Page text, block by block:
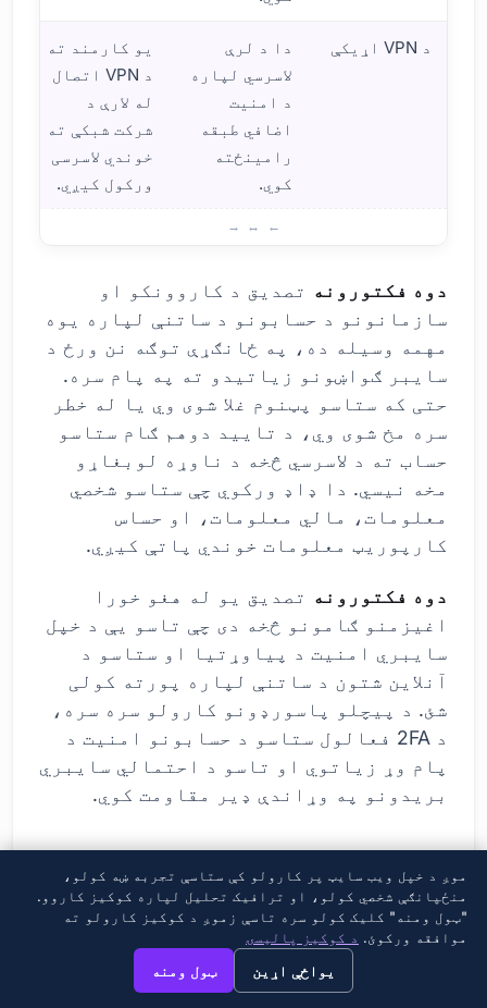
View this page in English?
د VPN اړیکې
دا د لرې
لاسرسي لپاره
د امنیت
اضافي طبقه
رامینځته
کوي.
یو کارمند ته
د VPN اتصال
له لارې د
شرکت شبکې ته
خوندي لاسرسی
ورکول کیږي.
دوه فکتورونه تصدیق د کاروونکو او
سازمانونو د حسابونو د ساتنې لپاره یوه
مهمه وسیله ده، په ځانګړې توګه نن ورځ د
سایبر ګواښونو زیاتیدو ته په پام سره.
حتی که ستاسو پټنوم غلا شوی وي یا له خطر
سره مخ شوی وي، د تایید دوهم ګام ستاسو
حساب ته د لاسرسي څخه د ناوړه لوبغاړو
مخه نیسي. دا ډاډ ورکوي چې ستاسو شخصي
معلومات، مالي معلومات، او حساس
کارپوریټ معلومات خوندي پاتې کیږي.
دوه فکتورونه تصدیق یو له هغو خورا
اغیزمنو ګامونو څخه دی چې تاسو یې د خپل
سایبري امنیت د پیاوړتیا او ستاسو د
آنلاین شتون د ساتنې لپاره پورته کولی
شئ. د پیچلو پاسورډونو کارولو سره سره،
د 2FA فعالول ستاسو د حسابونو امنیت د
پام وړ زیاتوي او تاسو د احتمالي سایبري
بریدونو په وړاندې ډیر مقاومت کوي.
د دوه فکتور تصدیق زیانونه
موږ د خپل ویب سایټ پر کارولو کې ستاسې تجربه ښه کولو،
منځپانګې شخصي کولو، او ترافیک تحلیل لپاره کوکیز کاروو.
"ټول ومنه" کلیک کولو سره تاسې زموږ د کوکیز کارولو ته
موافقه ورکوئ. د کوکیز پالیسۍ
یواځې اړین ټول ومنه